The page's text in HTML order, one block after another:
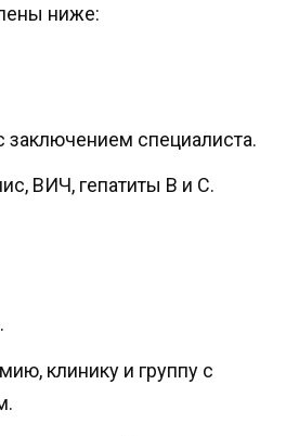
ниже:
специалиста.
ВИЧ, гепатиты В и С.
клинику и группу с